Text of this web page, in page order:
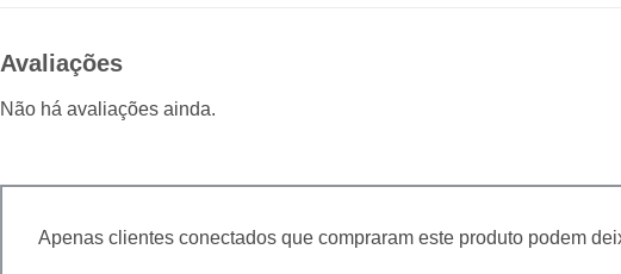
Avaliações
Não há avaliações ainda.
Apenas clientes conectados que compraram este produto podem